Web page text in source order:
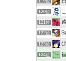
119位
120位
121位
122位
123位
124位 福